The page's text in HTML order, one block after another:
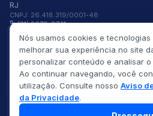
RJ
CNPJ: 26.418.319/0001-48
(21) 2679-9741
asmetro@asmetro.org.br
Links Rápidos
Institucional
Gestão
Saúde
Convênios
Fóruns
Seus Direitos
Nós usamos cookies e
melhorar sua experiência no site
personalizar conteúdo e analisar
Ao continuar navegando, você
utilização. Consulte nosso Aviso
da Privacidade.